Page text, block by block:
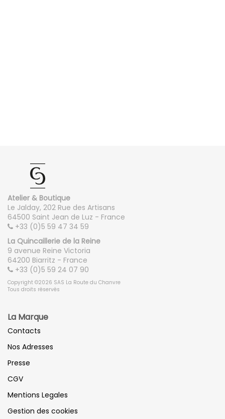
Atelier & Boutique
Le Jalday, 202 Rue des Artisans
64500 Saint Jean de Luz - France
+33 (0)5 59 47 34 59
La Quincaillerie de la Reine
9 avenue Reine Victoria
64200 Biarritz - France
+33 (0)5 59 24 07 90
Copyright ©2026 SAS La Route du Chanvre
Tous droits réservés
La Marque
Contacts
Nos Adresses
Presse
CGV
Mentions Legales
Gestion des cookies